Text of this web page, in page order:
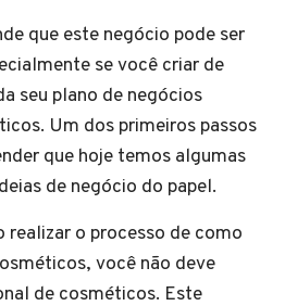
que este negócio pode ser
se você criar de
seu plano de negócios
Um dos primeiros passos
que hoje temos algumas
de negócio do papel.
realizar o processo de como
você não deve
de cosméticos. Este